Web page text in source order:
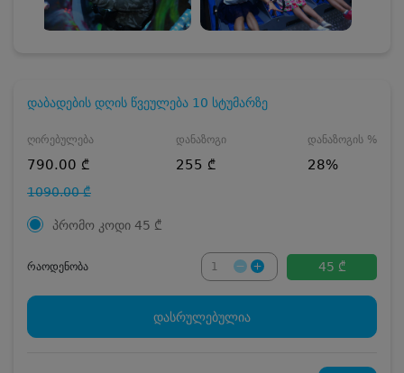
დაბადების დღის წვეულება 10 სტუმარზე
ღირებულება
790.00 ₾
1090.00 ₾
დანაზოგი
255 ₾
დანაზოგის %
28%
პრომო კოდი 45 ₾
რაოდენობა 45 ₾
დასრულებულია